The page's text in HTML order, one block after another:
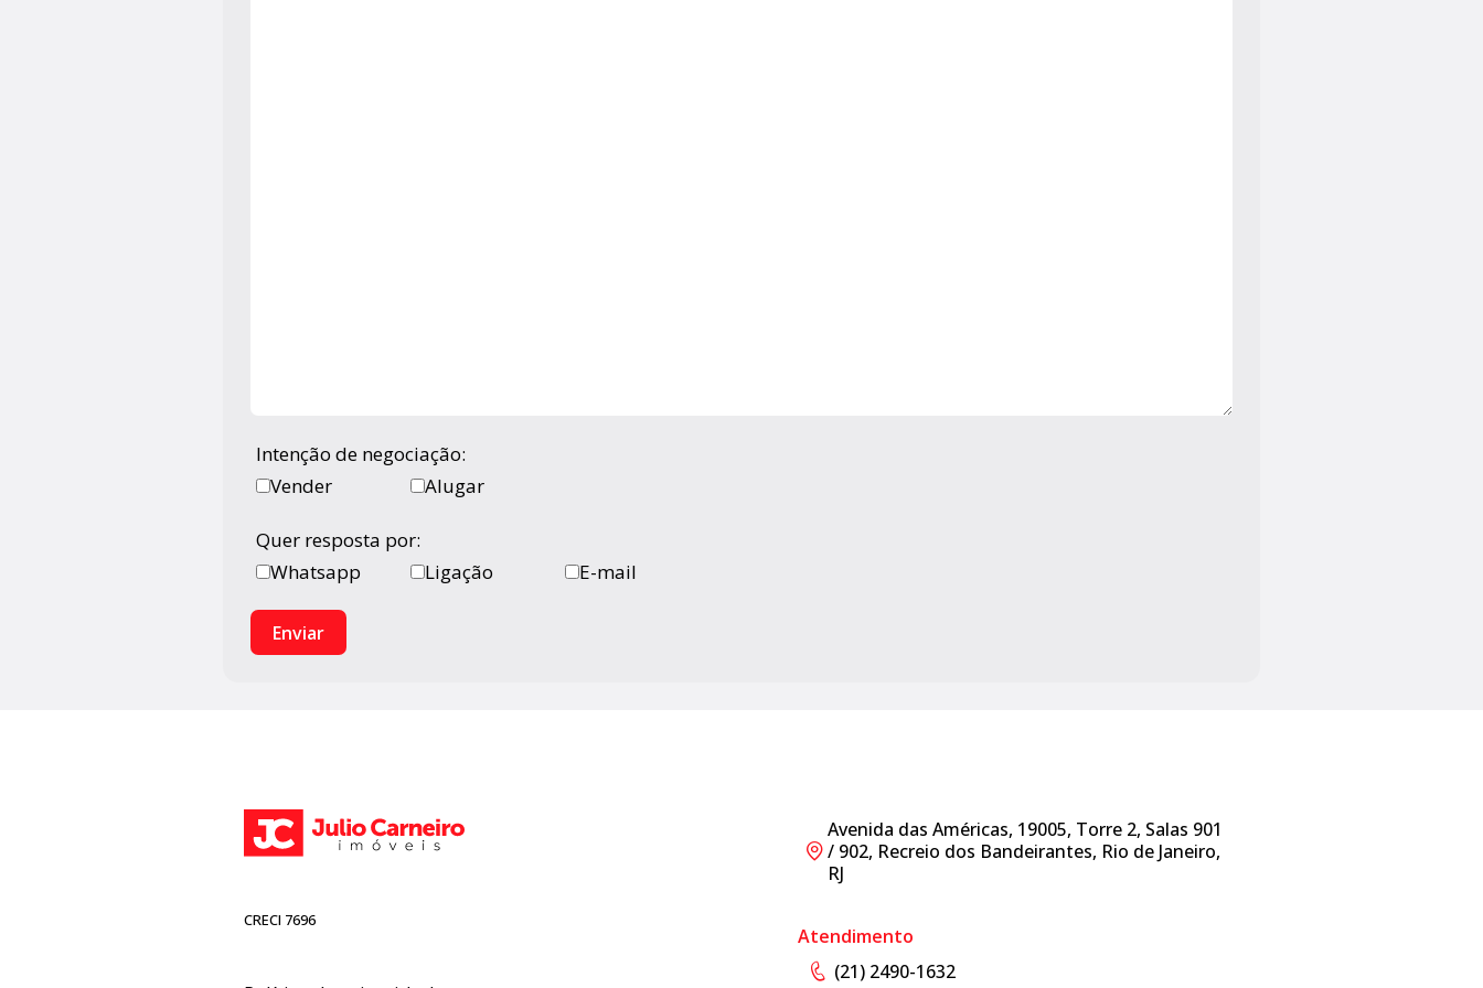
Intenção de negociação:
Vender
Alugar
Quer resposta por:
Whatsapp
Ligação E-mail
Enviar
CRECI 7696
Avenida das Américas, 19005, Torre 2, Salas 901
/ 902, Recreio dos Bandeirantes, Rio de Janeiro,
RJ
Atendimento
(21) 2490-1632